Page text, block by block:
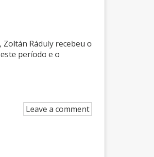
Ráduly recebeu o
período e o
Leave a comment